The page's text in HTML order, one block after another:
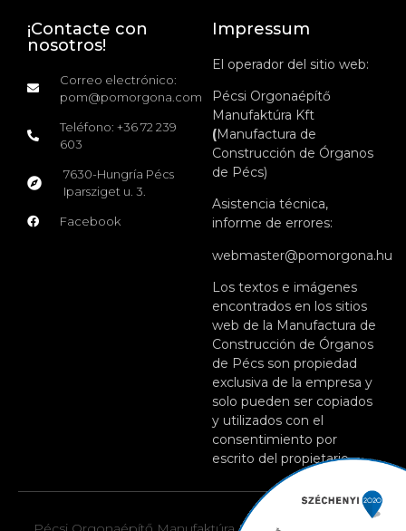
¡Contacte con
nosotros!
Correo electrónico:
pom@pomorgona.com
Teléfono: +36 72 239
603
7630-Hungría Pécs
Iparsziget u. 3.
Facebook
Impressum
El operador del sitio web:
Pécsi Orgonaépítő
Manufaktúra Kft
(Manufactura de
Construcción de Órganos
de Pécs)
Asistencia técnica,
informe de errores:
webmaster@pomorgona.hu
Los textos e imágenes
encontrados en los sitios
web de la Manufactura de
Construcción de Órganos
de Pécs son propiedad
exclusiva de la empresa y
solo pueden ser copiados
y utilizados con el
consentimiento por
escrito del propietario.